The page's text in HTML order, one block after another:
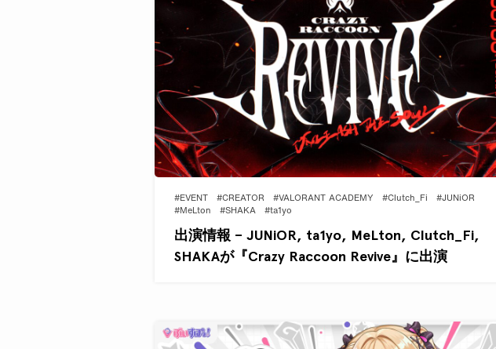
#EVENT #CREATOR #VALORANT ACADEMY #Clutch_Fi
#JUNiOR
#MeLton
#SHAKA #ta1yo
出演情報 – JUNiOR, ta1yo, MeLton, Clutch_Fi,
SHAKAが『Crazy Raccoon Revive』に出演